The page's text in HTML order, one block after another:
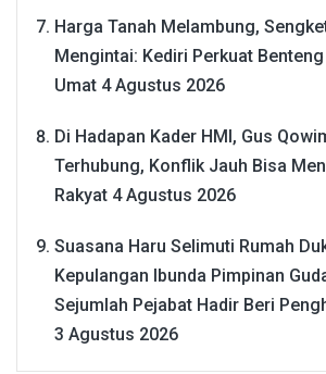
Harga Tanah Melambung,
Mengintai: Kediri Perkuat
Umat 4 Agustus 2026
Di Hadapan Kader HMI, Gus
Terhubung, Konflik Jauh Bisa
Rakyat 4 Agustus 2026
Suasana Haru Selimuti Rumah
Kepulangan Ibunda Pimpinan
Sejumlah Pejabat Hadir Beri
3 Agustus 2026